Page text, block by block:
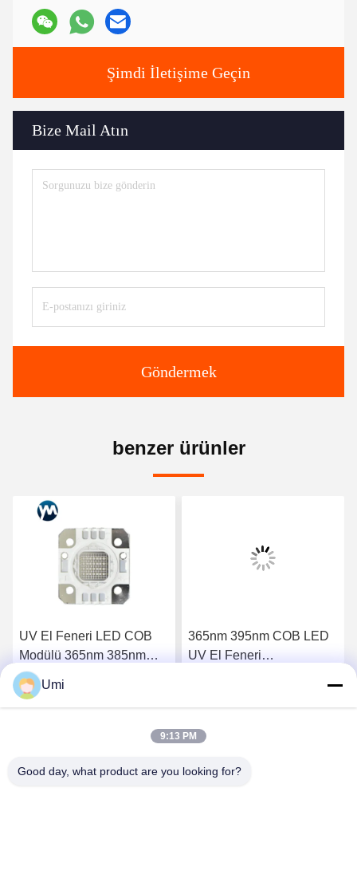
Şimdi İletişime Geçin
Bize Mail Atın
Göndermek
benzer ürünler
UV El Feneri LED COB
Modülü 365nm 385nm
395nm 405nm 72W Kür
Lambası
En İyi Fiyatı Alın
365nm 395nm COB LED
UV El Feneri
En İyi Fiyatı Alın
Umi
9:13 PM
Good day, what product are you looking for?